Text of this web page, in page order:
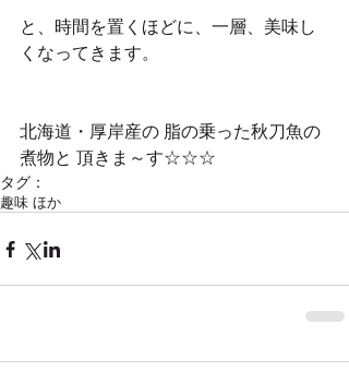
と、時間を置くほどに、一層、美味し
くなってきます。
北海道・厚岸産の 脂の乗った秋刀魚の
煮物と 頂きま～す☆☆☆
タグ：
趣味 ほか